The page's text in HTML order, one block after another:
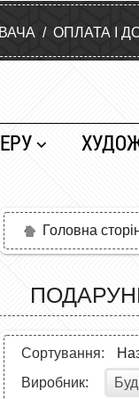
/ ОПЛАТА І
Головна
Сортування:
Виробник: